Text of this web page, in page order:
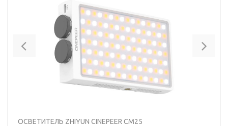
Previous
ОСВЕТИТЕЛЬ ZHIYUN CINEPEER CM25